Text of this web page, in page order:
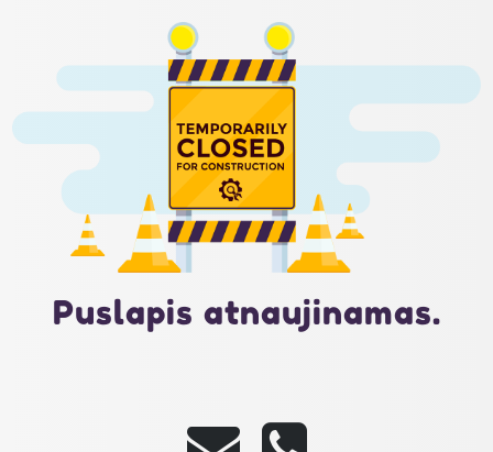
Puslapis atnaujinamas.